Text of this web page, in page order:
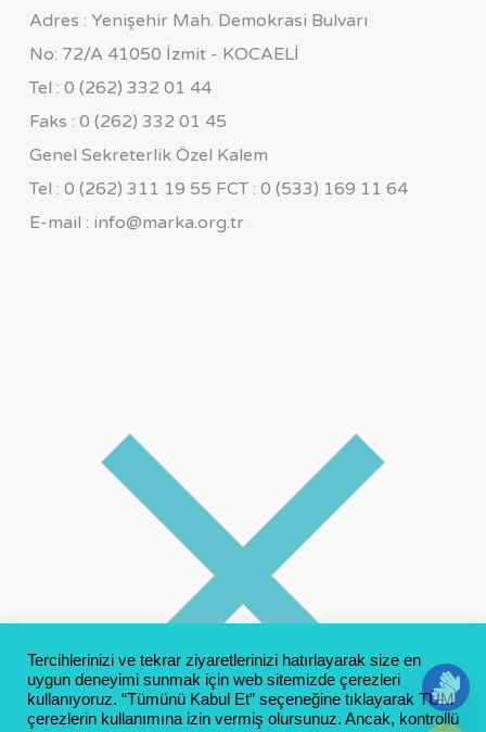
Adres : Yenişehir Mah. Demokrasi Bulvarı
No: 72/A 41050 İzmit - KOCAELİ
Tel : 0 (262) 332 01 44
Faks : 0 (262) 332 01 45
Genel Sekreterlik Özel Kalem
Tel : 0 (262) 311 19 55 FCT : 0 (533) 169 11 64
E-mail : info@marka.org.tr
Tercihlerinizi ve tekrar ziyaretlerinizi hatırlayarak size en
uygun deneyimi sunmak için web sitemizde çerezleri
kullanıyoruz. “Tümünü Kabul Et” seçeneğine tıklayarak TÜM
çerezlerin kullanımına izin vermiş olursunuz. Ancak, kontrollü